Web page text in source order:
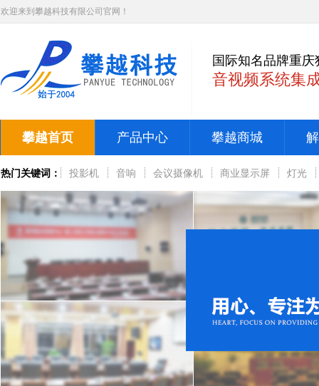
欢迎来到攀越科技有限公司官网！
国际知名品牌重庆
音视频系统集
攀越首页 产品中心 攀越商城
热门关键词： 投影机 音响 会议摄像机 商业显示屏 灯光